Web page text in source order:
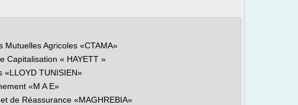
Mutuelles Agricoles «CTAMA»
Capitalisation « HAYETT »
«LLOYD TUNISIEN»
«M A E»
de Réassurance «MAGHREBIA»